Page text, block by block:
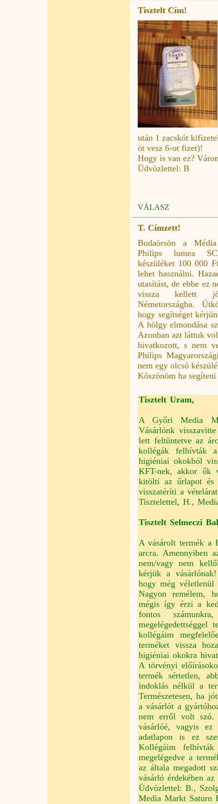
Tisztelt Cím!
után 1 zacskót
öt vesz 6-ot fizet)!
Hogy is van ez?
Üdvözlettel: B
VÁLASZ
T. Címzett!
Budaörsön a
Philips lumea
készüléket 100 000
lehet használni.
utasítást, de ebbe ez
vissza kellett
Németországba.
hogy segítséget
A hölgy elmondása
Azonban azt láttuk
hivatkozott, s nem
Philips
nem egy olcsó
Köszönöm ha
Tisztelt Uram,
A Győri Media
Vásárlónk
lett feltüntetve az
kollégák felhívták
higiéniai okokból
KFT-nek, akkor ők
kitölti az űrlapot és
visszatéríti a
Tisztelettel, H.,
Tisztelt Selmeczi
A vásárolt termék a
arcra. Amennyiben
nem/vagy nem
kérjük a vásárlónak!
hogy még véletlenül
Nagyon remélem,
mégis így érzi a
fontos
megelégedettséggel
kollégáim
terméket vissza
higiéniai okokra
A törvényi
termék sértetlen,
indoklás nélkül a
Természetesen, ha
a vásárlót a
nem erről volt szó.
vásárlóé, vagyis
adatlapon is ez
Kollégáim
megelégedve a
az általa megadott
vásárló érdekében
Üdvözlettel: B.,
Media Markt Saturn